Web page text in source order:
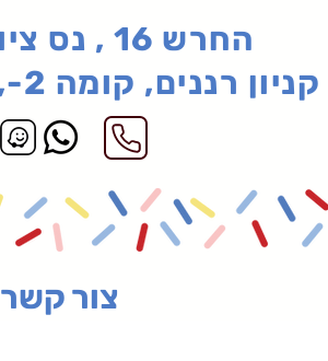
החרש 16 , נס ציונה
קניון רננים, קומה 2-, רעננה
צור קשר